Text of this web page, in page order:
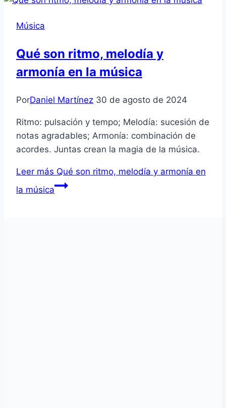
Música
Qué son ritmo, melodía y
armonía en la música
PorDaniel Martínez 30 de agosto de 2024
Ritmo: pulsación y tempo; Melodía: sucesión de
notas agradables; Armonía: combinación de
acordes. Juntas crean la magia de la música.
Leer más Qué son ritmo, melodía y armonía en
la música